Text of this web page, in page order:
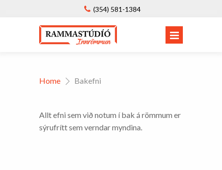
(354) 581-1384
Home Bakefni
Allt efni sem við notum í bak á römmum er
sýrufrítt sem verndar myndina.